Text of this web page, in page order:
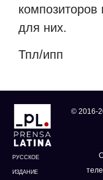
композиторов
для них.
Тпл/ипп
РУССКОЕ
ИЗДАНИЕ
© 2016-